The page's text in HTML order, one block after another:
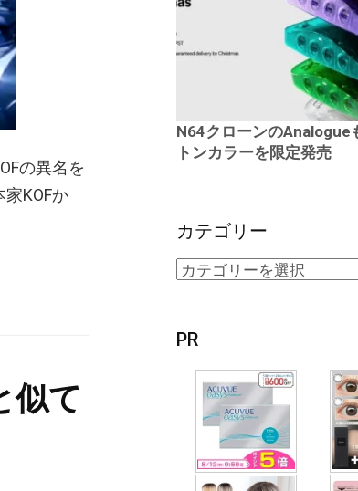
の異名を
家KOFか
似て
N64クローンのAnalogue
トンカラーを限定発売
カテゴリー
PR